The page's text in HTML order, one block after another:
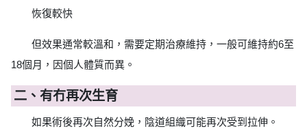
恢復較快
但效果通常較溫和，需要定期治療維持，一般可維持約6至
18個月，因個人體質而異。
二、有冇再次生育
如果術後再次自然分娩，陰道組織可能再次受到拉伸。